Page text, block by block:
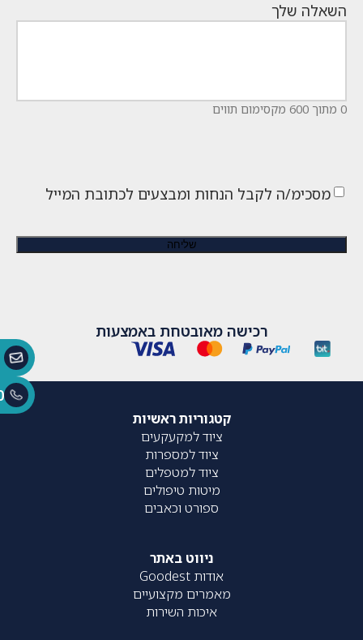
השאלה שלך
0 מתוך 600 מקסימום תווים
מסכימ/ה לקבל הנחות ומבצעים לכתובת המייל
רכישה מאובטחת באמצעות
קטגוריות ראשיות
ציוד למקעקעים
ציוד למספרות
ציוד למטפלים
מיטות טיפולים
ספורט וכאבים
ניווט באתר
אודות Goodest
מאמרים מקצועיים
איכות השירות